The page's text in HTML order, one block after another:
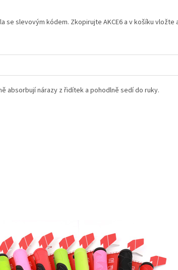
se slevovým kódem. Zkopirujte AKCE6 a v košíku
absorbují nárazy z řidítek a pohodlně sedí do ruky.